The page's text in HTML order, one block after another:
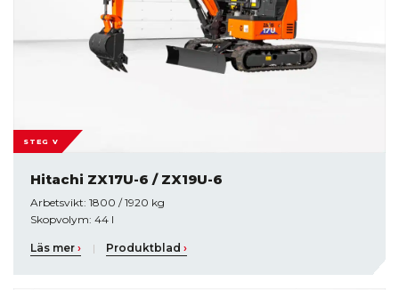
STEG V
Hitachi ZX17U-6 / ZX19U-6
Arbetsvikt: 1800 / 1920 kg
Skopvolym: 44 l
Läs mer › | Produktblad›